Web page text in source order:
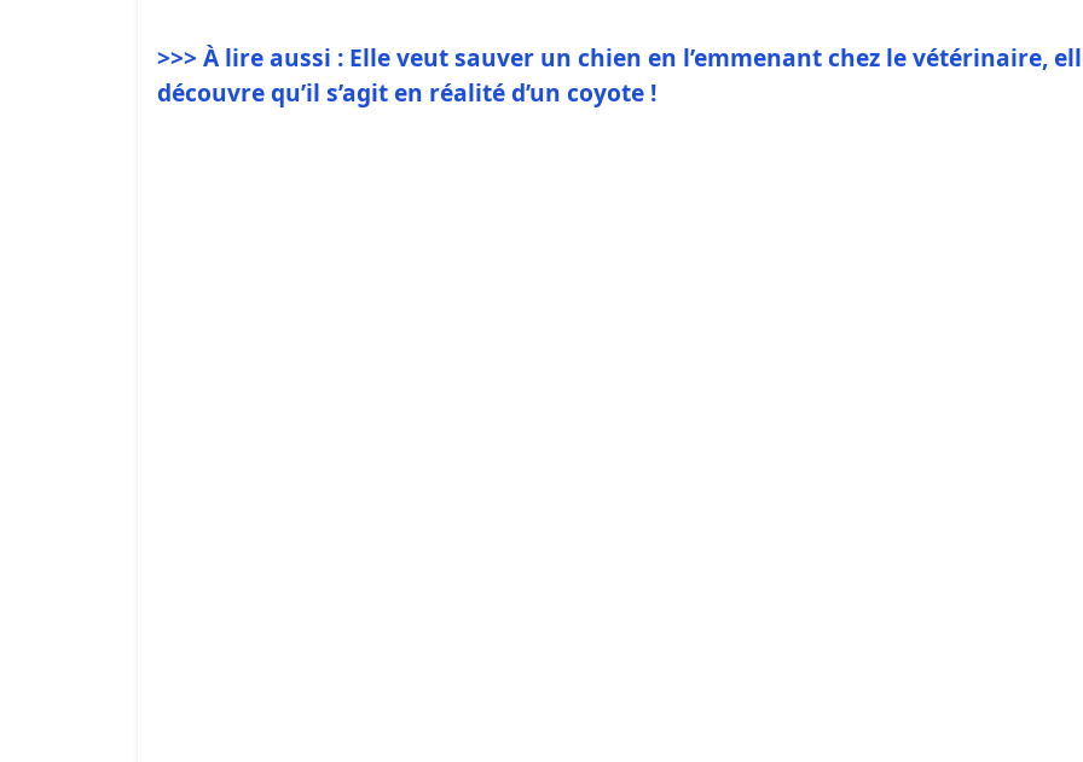
>>> À lire aussi : Elle veut sauver un chien en l’emmenant chez le vétérinaire,
découvre qu’il s’agit en réalité d’un coyote !